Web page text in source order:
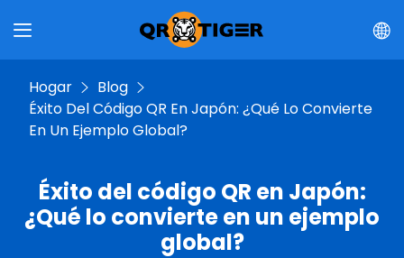
Hogar
Blog
Éxito Del Código QR En Japón: ¿Qué Lo Convierte
En Un Ejemplo Global?
Éxito del código QR en Japón:
¿Qué lo convierte en un ejemplo
global?